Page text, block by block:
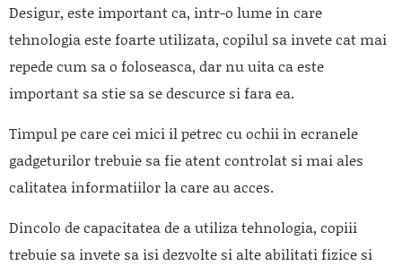
Desigur, este important ca, intr-o lume in care
tehnologia este foarte utilizata, copilul sa invete cat mai
repede cum sa o foloseasca, dar nu uita ca este
important sa stie sa se descurce si fara ea.
Timpul pe care cei mici il petrec cu ochii in ecranele
gadgeturilor trebuie sa fie atent controlat si mai ales
calitatea informatiilor la care au acces.
Dincolo de capacitatea de a utiliza tehnologia, copiii
trebuie sa invete sa isi dezvolte si alte abilitati fizice si